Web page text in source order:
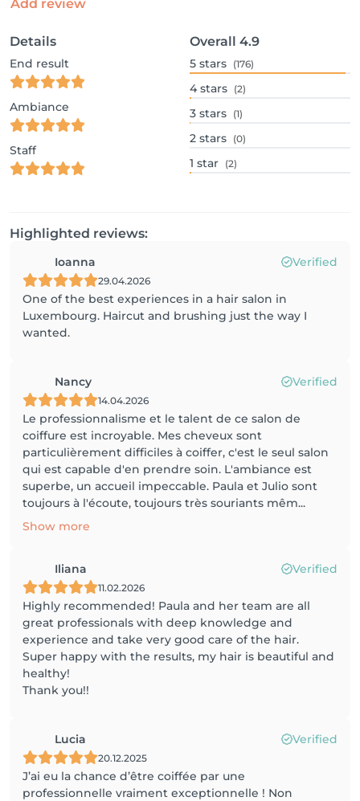
Add review
Details
End result
Ambiance
Staff
Overall 4.9
5 stars (176)
4 stars (2)
3 stars (1)
2 stars (0)
1 star (2)
Highlighted reviews:
Ioanna Verified
29.04.2026
One of the best experiences in a hair salon in
Luxembourg. Haircut and brushing just the way I
wanted.
Nancy Verified
14.04.2026
Le professionnalisme et le talent de ce salon de
coiffure est incroyable. Mes cheveux sont
particulièrement difficiles à coiffer, c'est le seul salon
qui est capable d'en prendre soin. L'ambiance est
superbe, un accueil impeccable. Paula et Julio sont
toujours à l'écoute, toujours très souriants mêm...
Show more
Iliana Verified
11.02.2026
Highly recommended! Paula and her team are all
great professionals with deep knowledge and
experience and take very good care of the hair.
Super happy with the results, my hair is beautiful and
healthy!
Thank you!!
Lucia Verified
20.12.2025
J’ai eu la chance d’être coiffée par une
professionnelle vraiment exceptionnelle ! Non